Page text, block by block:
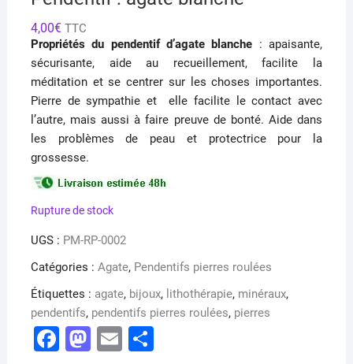
4,00€ TTC
Propriétésdu pendentif d’agate blanche : apaisante,
sécurisante, aide au recueillement, facilite la
méditation et se centrer sur les choses importantes.
Pierre de sympathie et elle facilite le contact avec
l’autre, mais aussi à faire preuve de bonté. Aide dans
les problèmes de peau et protectrice pour la
grossesse.
Rupture de stock
UGS : PM-RP-0002
Catégories : Agate, Pendentifs pierres roulées
Étiquettes : agate, bijoux, lithothérapie, minéraux,
pendentifs, pendentifs pierres roulées, pierres
F M E P